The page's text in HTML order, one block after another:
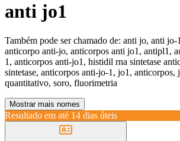
anti jo1
Também pode ser chamado de: anti jo, anti jo-
anticorpo anti-jo, anticorpos anti jo1, antipl1,
1, anticorpos anti-jo1, histidil rna sintetase
sintetase, anticorpos anti-jo-1, jo1, anticorpos,
quantitativo, soro, fluorimetria
Mostrar mais nomes
Resultado em até 14 dias úteis